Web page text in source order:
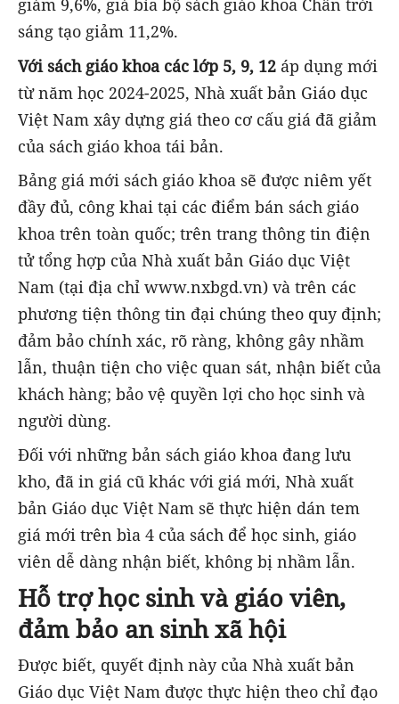
giảm 9,6%, giá bìa bộ sách giáo khoa Chân trời
sáng tạo giảm 11,2%.
Với sách giáo khoa các lớp 5, 9, 12 áp dụng mới
từ năm học 2024-2025, Nhà xuất bản Giáo dục
Việt Nam xây dựng giá theo cơ cấu giá đã giảm
của sách giáo khoa tái bản.
Bảng giá mới sách giáo khoa sẽ được niêm yết
đầy đủ, công khai tại các điểm bán sách giáo
khoa trên toàn quốc; trên trang thông tin điện
tử tổng hợp của Nhà xuất bản Giáo dục Việt
Nam (tại địa chỉ www.nxbgd.vn) và trên các
phương tiện thông tin đại chúng theo quy định;
đảm bảo chính xác, rõ ràng, không gây nhầm
lẫn, thuận tiện cho việc quan sát, nhận biết của
khách hàng; bảo vệ quyền lợi cho học sinh và
người dùng.
Đối với những bản sách giáo khoa đang lưu
kho, đã in giá cũ khác với giá mới, Nhà xuất
bản Giáo dục Việt Nam sẽ thực hiện dán tem
giá mới trên bìa 4 của sách để học sinh, giáo
viên dễ dàng nhận biết, không bị nhầm lẫn.
Hỗ trợ học sinh và giáo viên,
đảm bảo an sinh xã hội
Được biết, quyết định này của Nhà xuất bản
Giáo dục Việt Nam được thực hiện theo chỉ đạo